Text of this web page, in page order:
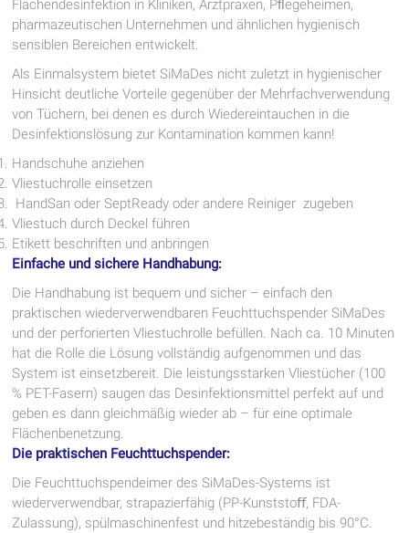
Flächendesinfektion in Kliniken, Arztpraxen, Pﬂegeheimen,
pharmazeutischen Unternehmen und ähnlichen hygienisch
sensiblen Bereichen entwickelt.
Als Einmalsystem bietet SiMaDes nicht zuletzt in hygienischer
Hinsicht deutliche Vorteile gegenüber der Mehrfachverwendung
von Tüchern, bei denen es durch Wiedereintauchen in die
Desinfektionslösung zur Kontamination kommen kann!
Handschuhe anziehen
Vliestuchrolle einsetzen
HandSan oder SeptReady oder andere Reiniger zugeben
Vliestuch durch Deckel führen
Etikett beschriften und anbringen
Einfache und sichere Handhabung:
Die Handhabung ist bequem und sicher – einfach den
praktischen wiederverwendbaren Feuchttuchspender SiMaDes
und der perforierten Vliestuchrolle befüllen. Nach ca. 10 Minuten
hat die Rolle die Lösung vollständig aufgenommen und das
System ist einsetzbereit. Die leistungsstarken Vliestücher (100
% PET-Fasern) saugen das Desinfektionsmittel perfekt auf und
geben es dann gleichmäßig wieder ab – für eine optimale
Flächenbenetzung.
Die praktischen Feuchttuchspender:
Die Feuchttuchspendeimer des SiMaDes-Systems ist
wiederverwendbar, strapazierfähig (PP-Kunststoﬀ, FDA-
Zulassung), spülmaschinenfest und hitzebeständig bis 90°C.